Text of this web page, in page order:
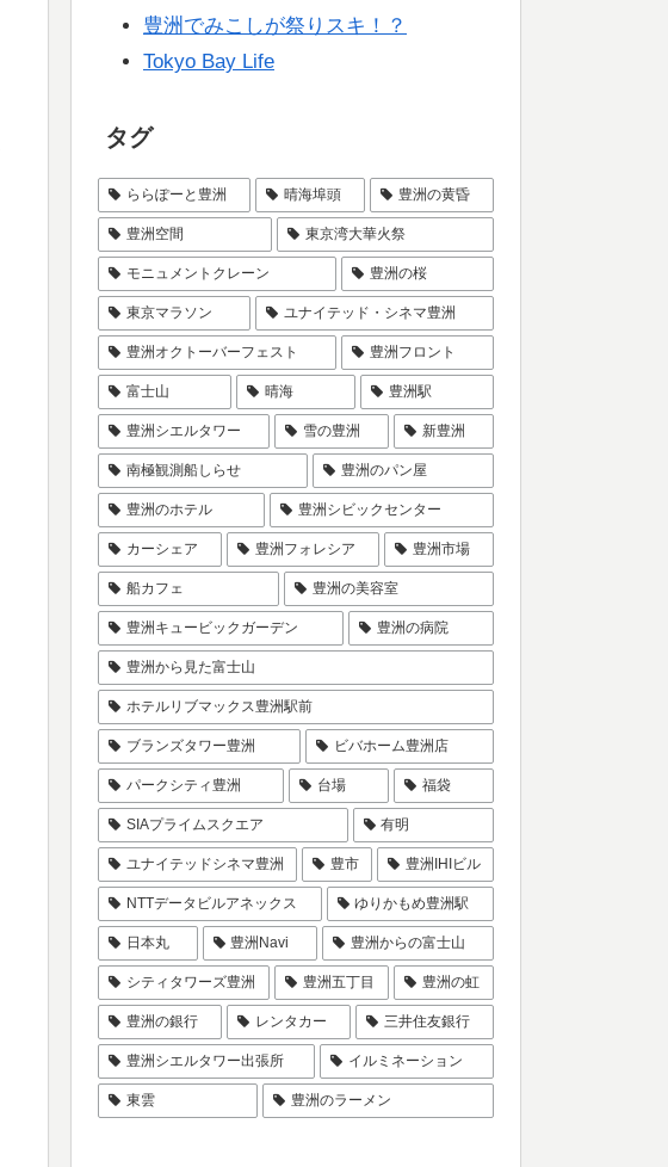
豊洲でみこしが祭りスキ！？
Tokyo Bay Life
タグ
ららぽーと豊洲 晴海埠頭 豊洲の黄昏
豊洲空間 東京湾大華火祭
モニュメントクレーン 豊洲の桜
東京マラソン ユナイテッド・シネマ豊洲
豊洲オクトーバーフェスト 豊洲フロント
富士山 晴海 豊洲駅
豊洲シエルタワー 雪の豊洲 新豊洲
南極観測船しらせ 豊洲のパン屋
豊洲のホテル 豊洲シビックセンター
カーシェア 豊洲フォレシア 豊洲市場
船カフェ 豊洲の美容室
豊洲キュービックガーデン 豊洲の病院
豊洲から見た富士山
ホテルリブマックス豊洲駅前
ブランズタワー豊洲 ビバホーム豊洲店
パークシティ豊洲 台場 福袋
SIAプライムスクエア 有明
ユナイテッドシネマ豊洲 豊市 豊洲IHIビル
NTTデータビルアネックス ゆりかもめ豊洲駅
日本丸 豊洲Navi 豊洲からの富士山
シティタワーズ豊洲 豊洲五丁目 豊洲の虹
豊洲の銀行 レンタカー 三井住友銀行
豊洲シエルタワー出張所 イルミネーション
東雲 豊洲のラーメン